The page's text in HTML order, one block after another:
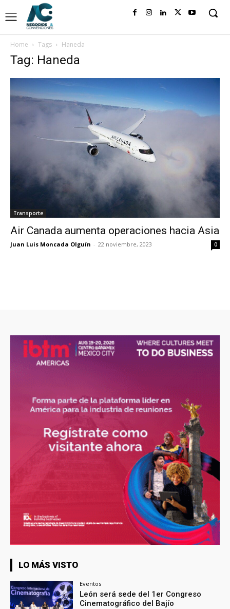
Home Tags Haneda
Tag: Haneda
Transporte
Air Canada aumenta operaciones hacia Asia
Juan Luis Moncada Olguín - 22 noviembre, 2023 0
LO MÁS VISTO
Eventos
León será sede del 1er Congreso
Cinematográfico del Bajío